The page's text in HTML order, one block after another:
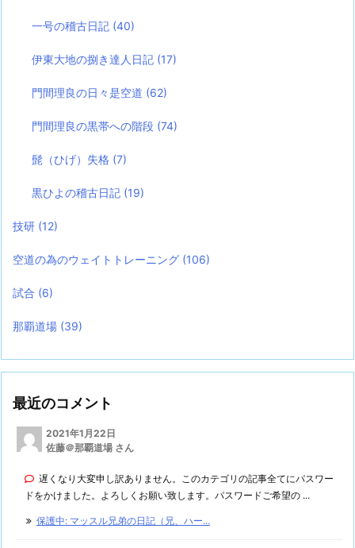
一号の稽古日記 (40)
伊東大地の捌き達人日記 (17)
門間理良の日々是空道 (62)
門間理良の黒帯への階段 (74)
髭（ひげ）失格 (7)
黒ひよの稽古日記 (19)
技研 (12)
空道の為のウェイトトレーニング (106)
試合 (6)
那覇道場 (39)
最近のコメント
2021年1月22日
佐藤＠那覇道場 さん
遅くなり大変申し訳ありません。このカテゴリの記事全てにパスワー
ドをかけました。よろしくお願い致します。パスワードご希望の ...
保護中: マッスル兄弟の日記（兄、ハー...